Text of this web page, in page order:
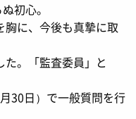
初心。
胸に、今後も真摯に取
。「監査委員」と
30日）で一般質問を行